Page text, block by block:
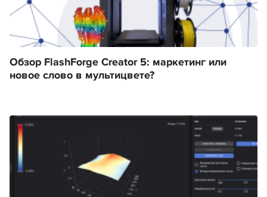
Обзор FlashForge Creator 5: маркетинг или
новое слово в мультицвете?